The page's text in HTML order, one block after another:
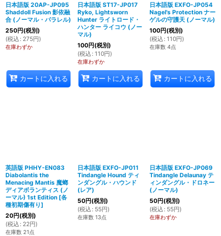
日本語版 20AP-JP095
Shaddoll Fusion 影依融
合 (ノーマル・パラレル)
250円(税別)
(税込 : 275円)
在庫わずか
カートに入れる
日本語版 ST17-JP017
Ryko, Lightsworn
Hunter ライトロード・
ハンター ライコウ (ノー
マル)
100円(税別)
(税込 : 110円)
在庫わずか
カートに入れる
日本語版 EXFO-JP054
Nagel's Protection ナー
ゲルの守護天 (ノーマル)
100円(税別)
(税込 : 110円)
在庫数 4点
カートに入れる
英語版 PHHY-EN083
Diabolantis the
Menacing Mantis 魔螂
ディアボランティス (ノ
ーマル) 1st Edition [各
種初期傷有り]
20円(税別)
(税込 : 22円)
在庫数 21点
日本語版 EXFO-JP011
Tindangle Hound ティ
ンダングル・ハウンド
(レア)
50円(税別)
(税込 : 55円)
在庫数 13点
日本語版 EXFO-JP069
Tindangle Delaunay テ
ィンダングル・ドロネー
(ノーマル)
50円(税別)
(税込 : 55円)
在庫わずか